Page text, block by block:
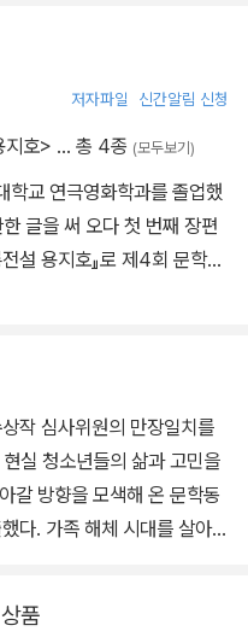
저자파일 신간알림 신청
지호> … 총 4종 (모두보기)
학교 연극영화학과를 졸업했
글을 써 오다 첫 번째 장편
전설 용지호』로 제4회 문학동
작 심사위원의 만장일치를
갈 방향을 모색해 온 문학동
다. 가족 해체 시대를 살아가
위로하는 『그치지 않는
품